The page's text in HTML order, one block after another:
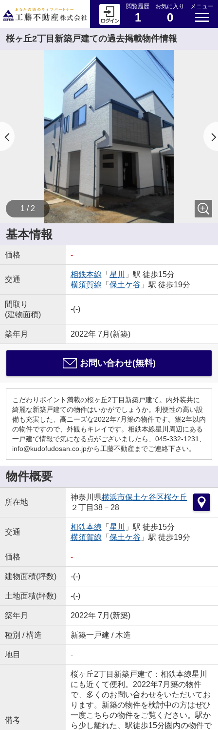
閲覧履歴
1
お気に入り
0
メニュー
桜ヶ丘2丁目新築戸建ての過去掲載物件情報
1 / 2
基本情報
価格 -
交通
相鉄本線 「 星川
」駅 徒歩15分
横須賀線 「 保土ケ谷 」駅 徒歩19分
間取り
(建物面積)
-(-)
築年月 2022年 7月(新築)
お問い合わせ(無料)
こだわりポイント満載の桜ヶ丘2丁目新築戸建て。内外装共に
綺麗な新築戸建ての物件はいかがでしょうか。利便性の高い設
備も充実した、高ニーズな2022年7月築の物件です。築2年以内
の物件ですので、外観もキレイです。相鉄本線星川周辺にある
一戸建て情報で気になる点がございましたら、045-332-1231、
info@kudofudosan.co.jpから工藤不動産までご連絡下さい。
物件概要
所在地
神奈川県横浜市保土ケ谷区桜ケ丘
２丁目38－28
交通
相鉄本線 「 星川
」駅 徒歩15分
横須賀線 「 保土ケ谷 」駅 徒歩19分
価格 -
建物面積(坪数) -(-)
土地面積(坪数) -(-)
築年月 2022年 7月(新築)
種別 / 構造 新築一戸建 / 木造
地目 -
備考
桜ヶ丘2丁目新築戸建て：相鉄本線星川
にも近くて便利。2022年7月築の物件
で、多くのお問い合わせをいただいてお
ります。新築の物件を検討中の方はぜひ
一度こちらの物件をご覧ください。駅か
ら少し離れた、駅徒歩15分圏内の物件で